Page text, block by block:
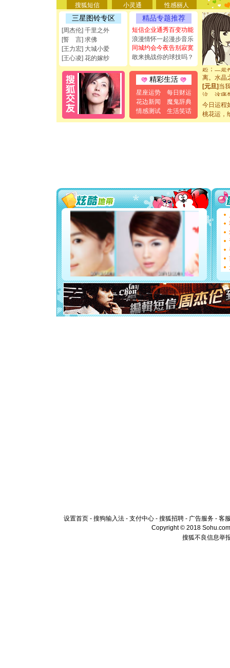
搜狐短信 小灵通 性感丽人
三星图铃专区
[周杰伦] 千里之外
[誓 言] 求佛
[王力宏] 大城小爱
[王心凌] 花的嫁纱
精品专题推荐
短信企业通秀百变功能
浪漫情怀一起漫步音乐
同城约会今夜告别寂寞
敢来挑战你的球技吗？
精彩生活
星座运势
每日财运
花边新闻
魔鬼辞典
情感测试
生活笑话
都要快乐
[圣诞节]
如意,快
[元旦]看
断电。
你是我专
[元旦]如
起；二是
离。水晶
[元旦]当
泣，这痛
卖了。
[春节]风
颜！冬去
[圣诞节]
能正大光
都要快乐
[圣诞节]
如意,快
[元旦]
看
断电。
你是我
[元旦]
如
起；二
离。水
[元旦]当
泣，这痛
卖了。水
[春节]风
颜！冬去
今日运程
桃花运，
设置首页 - 搜狗输入法 - 支付中心 - 搜狐招聘 - 广告服务 - 客
Copyright © 2018
搜狐不良信息举